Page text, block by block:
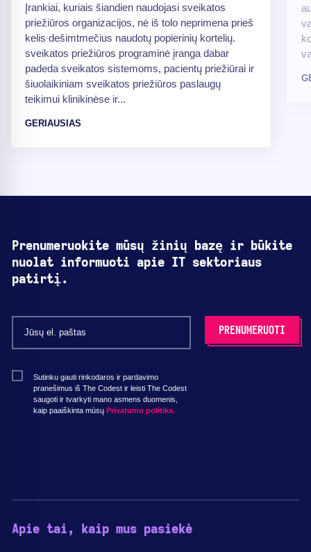
Įrankiai, kuriais šiandien naudojasi sveikatos
priežiūros organizacijos, nė iš tolo neprimena prieš
kelis dešimtmečius naudotų popierinių kortelių.
sveikatos priežiūros programinė įranga dabar
padeda sveikatos sistemoms, pacientų priežiūrai ir
šiuolaikiniam sveikatos priežiūros paslaugų
teikimui klinikinėse ir...
GERIAUSIAS
Prenumeruokite mūsų žinių bazę ir būkite
nuolat informuoti apie IT sektoriaus
patirtį.
Sutinku gauti rinkodaros ir pardavimo
pranešimus iš The Codest ir leisti The Codest
saugoti ir tvarkyti mano asmens duomenis,
kaip paaiškinta mūsų Privatumo politika.
Apie tai, kaip mus pasiekė